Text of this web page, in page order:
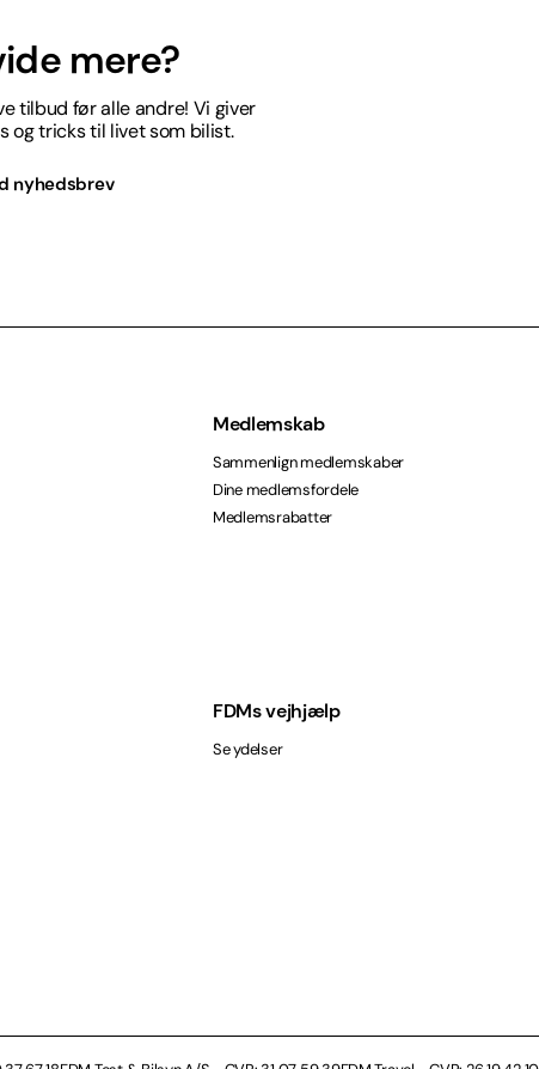
mere?
tilbud før alle andre! Vi giver
og tricks til livet som bilist.
nyhedsbrev
Medlemskab
Sammenlign medlemskaber
Dine medlemsfordele
Medlemsrabatter
FDMs vejhjælp
Se ydelser